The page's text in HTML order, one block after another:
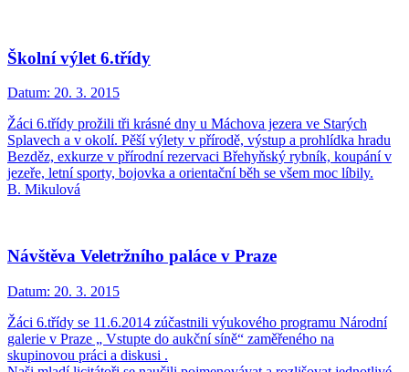
Školní výlet 6.třídy
Datum: 20. 3. 2015
Žáci 6.třídy prožili tři krásné dny u Máchova jezera ve Starých
Splavech a v okolí. Pěší výlety v přírodě, výstup a prohlídka hradu
Bezděz, exkurze v přírodní rezervaci Břehyňský rybník, koupání v
jezeře, letní sporty, bojovka a orientační běh se všem moc líbily.
B. Mikulová
Návštěva Veletržního paláce v Praze
Datum: 20. 3. 2015
Žáci 6.třídy se 11.6.2014 zúčastnili výukového programu Národní
galerie v Praze „ Vstupte do aukční síně“ zaměřeného na
skupinovou práci a diskusi .